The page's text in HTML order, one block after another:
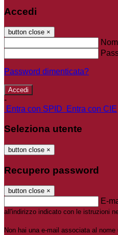
Accedi
button close ×
Password dimenticata?
-
Entra con SPID
Entra con CIE
Seleziona utente
button close ×
Recupero password
button close ×
E-
all'indirizzo indicato con le istruzioni
Non hai una e-mail associata al